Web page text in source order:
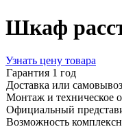
Шкаф
Узнать цену товара
Гарантия 1 год
Доставка или самовывоз
Монтаж и техническое
Официальный
Возможность